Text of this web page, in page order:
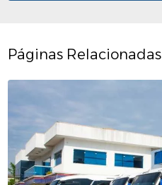
Páginas Relacionadas